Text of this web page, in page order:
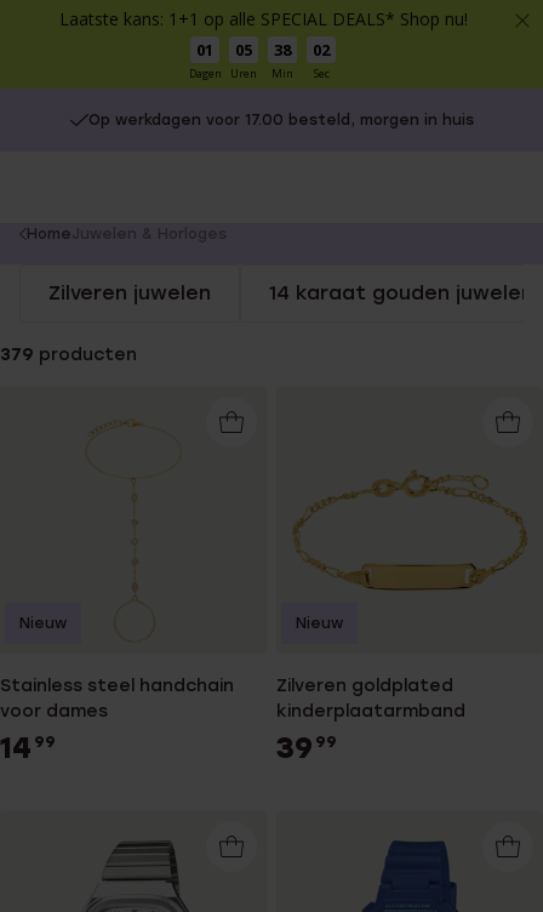
Laatste kans: 1+1 op alle SPECIAL DEALS* Shop nu!
01
Dagen
05
Uren
38
Min
02
Sec
Op werkdagen voor 17.00 besteld, morgen in huis
You
here:
HomeJuwelen & Horloges
Zilveren juwelen 14 karaat gouden juwelen
379 producten
Stainless steel handchain
voor dames
14 99
Nieuw
Zilveren goldplated
kinderplaatarmband
39 99
Nieuw